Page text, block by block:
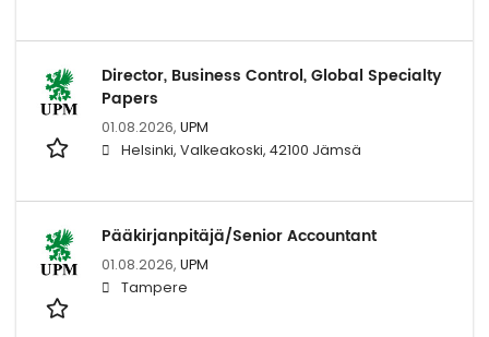
Director, Business Control, Global Specialty
Papers
01.08.2026, UPM
Helsinki, Valkeakoski, 42100 Jämsä
Pääkirjanpitäjä/Senior Accountant
01.08.2026, UPM
Tampere